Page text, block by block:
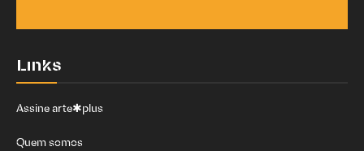
Links
Assine arte✱plus
Quem somos